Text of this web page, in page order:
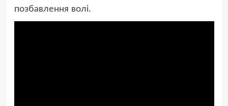
позбавлення волі.